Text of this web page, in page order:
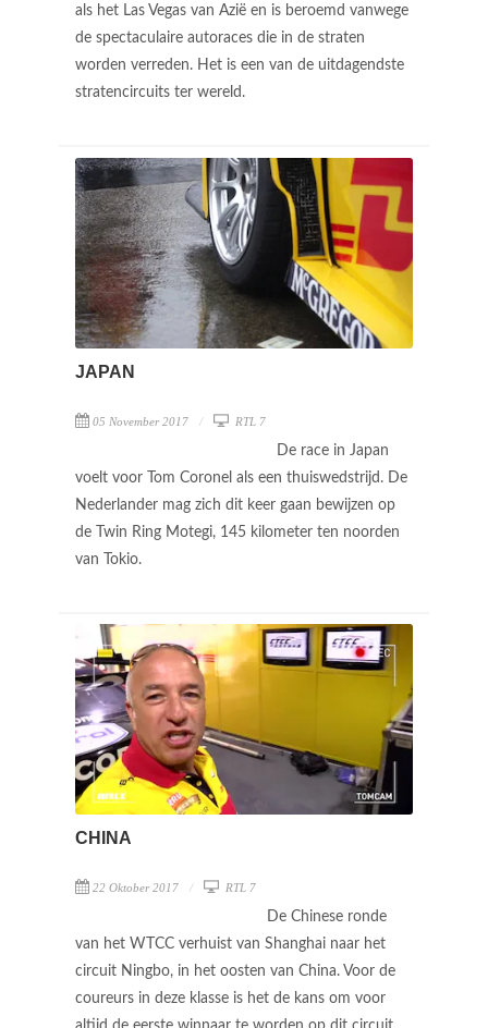
als het Las Vegas van Azië en is beroemd vanwege
de spectaculaire autoraces die in de straten
worden verreden. Het is een van de uitdagendste
stratencircuits ter wereld.
JAPAN
05 November 2017 RTL 7
De race in Japan
voelt voor Tom Coronel als een thuiswedstrijd. De
Nederlander mag zich dit keer gaan bewijzen op
de Twin Ring Motegi, 145 kilometer ten noorden
van Tokio.
CHINA
22 Oktober 2017 RTL 7
De Chinese ronde
van het WTCC verhuist van Shanghai naar het
circuit Ningbo, in het oosten van China. Voor de
coureurs in deze klasse is het de kans om voor